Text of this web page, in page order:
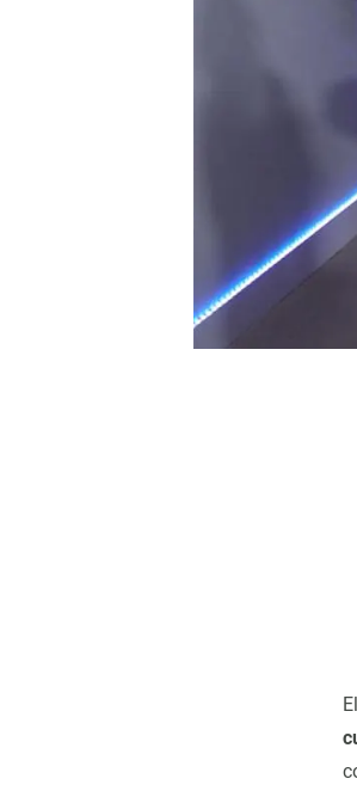
Cambio global
Funcionamiento de los ecosistemas